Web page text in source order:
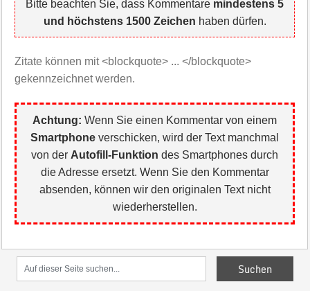
Bitte beachten Sie, dass Kommentare mindestens 5
und höchstens 1500 Zeichen haben dürfen.
Zitate können mit <blockquote> ... </blockquote>
gekennzeichnet werden.
Achtung: Wenn Sie einen Kommentar von einem
Smartphone verschicken, wird der Text manchmal
von der Autofill-Funktion des Smartphones durch
die Adresse ersetzt. Wenn Sie den Kommentar
absenden, können wir den originalen Text nicht
wiederherstellen.